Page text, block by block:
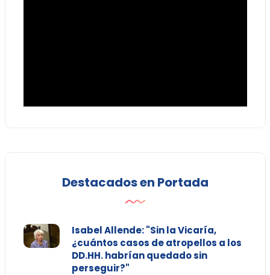
Destacados en Portada
Isabel Allende: "Sin la Vicaría,
¿cuántos casos de atropellos a los
DD.HH. habrían quedado sin
perseguir?"